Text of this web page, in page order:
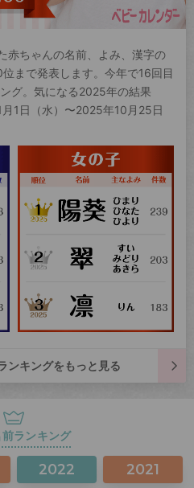
赤ちゃんの名前、よみ、漢字の
まで発表します。今年で16回目
グ。気になる2025年の結果
1日（水）〜2025年10月25日
ンキングをもっと見る
ランキング
2022 2021